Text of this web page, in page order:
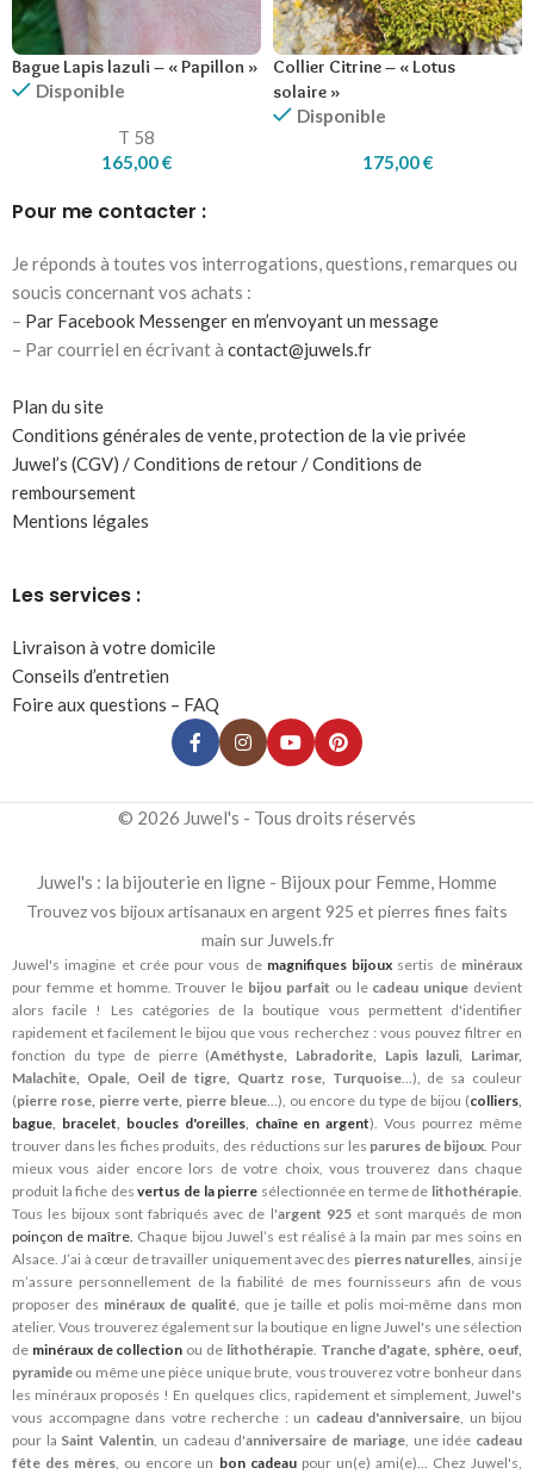
Bague Lapis lazuli – « Papillon »
Disponible
T 58
165,00€
Collier Citrine – « Lotus
solaire »
Disponible
175,00€
Pour me contacter :
Je réponds à toutes vos interrogations, questions, remarques ou
soucis concernant vos achats :
– Par Facebook Messenger en m’envoyant un message
– Par courriel en écrivant à contact@juwels.fr
Plan du site
Conditions générales de vente, protection de la vie privée
Juwel’s (CGV) / Conditions de retour / Conditions de
remboursement
Mentions légales
Les services :
Livraison à votre domicile
Conseils d’entretien
Foire aux questions – FAQ
© 2026 Juwel's - Tous droits réservés
Juwel's : la bijouterie en ligne - Bijoux pour Femme, Homme
Trouvez vos bijoux artisanaux en argent 925 et pierres fines faits
main sur Juwels.fr
Juwel's imagine et crée pour vous de magnifiques bijoux sertis de minéraux
pour femme et homme. Trouver le bijou parfait ou le cadeau unique devient
alors facile ! Les catégories de la boutique vous permettent d'identifier
rapidement et facilement le bijou que vous recherchez : vous pouvez filtrer en
fonction du type de pierre (Améthyste, Labradorite, Lapis lazuli, Larimar,
Malachite, Opale, Oeil de tigre, Quartz rose, Turquoise...), de sa couleur
(pierre rose, pierre verte, pierre bleue...), ou encore du type de bijou (colliers,
bague, bracelet, boucles d'oreilles, chaîne en argent). Vous pourrez même
trouver dans les fiches produits, des réductions sur les parures de bijoux. Pour
mieux vous aider encore lors de votre choix, vous trouverez dans chaque
produit la fiche desvertus de la pierre sélectionnée en terme de lithothérapie.
Tous les bijoux sont fabriqués avec de l'argent 925et sont marqués de mon
poinçon de maître. Chaque bijou Juwel’s est réalisé à la main par mes soins en
Alsace. J’ai à cœur de travailler uniquement avec des pierres naturelles, ainsi je
m’assure personnellement de la fiabilité de mes fournisseurs afin de vous
proposer des minéraux de qualité, que je taille et polis moi-même dans mon
atelier. Vous trouverez également sur la boutique en ligne Juwel's une sélection
de minéraux de collection ou de lithothérapie. Tranche d'agate, sphère, oeuf,
pyramide ou même une pièce unique brute, vous trouverez votre bonheur dans
les minéraux proposés ! En quelques clics, rapidement et simplement, Juwel's
vous accompagne dans votre recherche : un cadeau d'anniversaire, un bijou
pour la Saint Valentin, un cadeau d'anniversaire de mariage, une idée cadeau
fête des mères, ou encore un bon cadeaupour un(e) ami(e)... Chez Juwel's,